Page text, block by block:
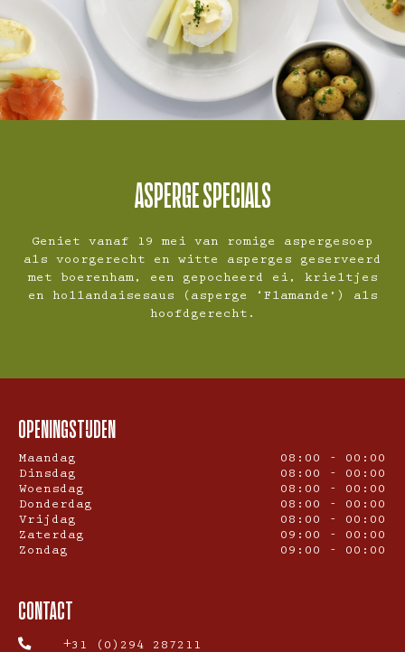
ASPERGE SPECIALS
Geniet vanaf 19 mei van romige aspergesoep
als voorgerecht en witte asperges geserveerd
met boerenham, een gepocheerd ei, krieltjes
en hollandaisesaus (asperge ‘Flamande’) als
hoofdgerecht.
OPENINGSTIJDEN
Maandag
08:00 - 00:00
Dinsdag
08:00 - 00:00
Woensdag
08:00 - 00:00
Donderdag
08:00 - 00:00
Vrijdag
08:00 - 00:00
Zaterdag
09:00 - 00:00
Zondag
09:00 - 00:00
CONTACT
+31 (0)294 287211